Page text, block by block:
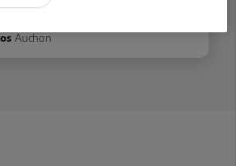
Auchan